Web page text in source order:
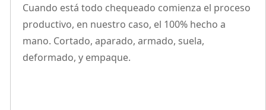
Cuando está todo chequeado comienza el proceso
productivo, en nuestro caso, el 100% hecho a
mano. Cortado, aparado, armado, suela,
deformado, y empaque.